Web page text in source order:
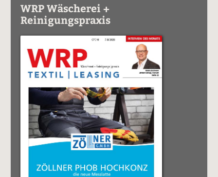
WRP Wäscherei +
Reinigungspraxis